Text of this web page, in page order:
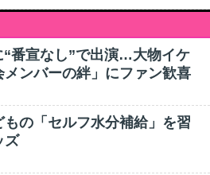
番宣なし”で出演…大物イケ
ンバーの絆」にファン歓喜
の「セルフ水分補給」を習
ズ